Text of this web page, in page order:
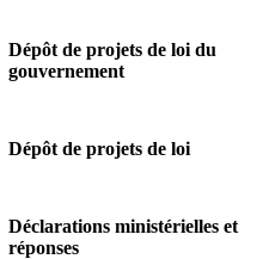
Dépôt de projets de loi du
gouvernement
Dépôt de projets de loi
Déclarations ministérielles et
réponses